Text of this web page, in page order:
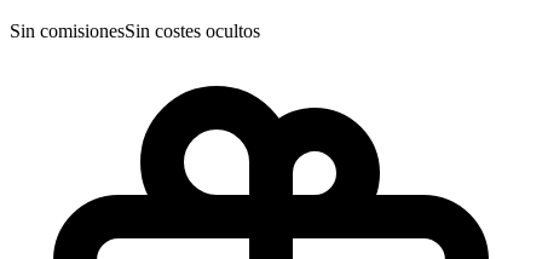
Sin comisionesSin costes ocultos